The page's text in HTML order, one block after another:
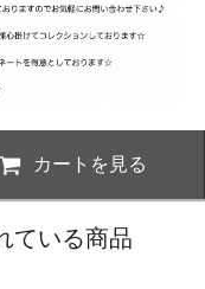
カートを見る
ている商品